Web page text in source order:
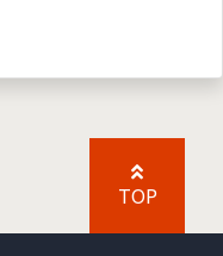
TOP